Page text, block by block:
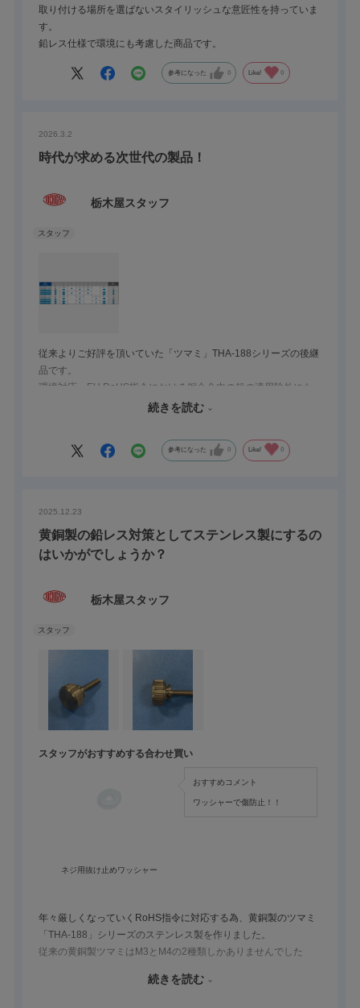
取り付ける場所を選ばないスタイリッシュな意匠性を持っていま
す。
鉛レス仕様で環境にも考慮した商品です。
参考になった 0 Like! 0
2026.3.2
時代が求める次世代の製品！
栃木屋スタッフ
従来よりご好評を頂いていた「ツマミ」THA-188シリーズの後継
品です。
環境対応・EU RoHS指令における銅合金中の鉛の適用除外にも
対応した製品になります。環境にも優しい製品になっています。
続きを読む
参考になった 0 Like! 0
2025.12.23
黄銅製の鉛レス対策としてステンレス製にするの
はいかがでしょうか？
栃木屋スタッフ
スタッフがおすすめする合わせ買い
ネジ用抜け止めワッシャー
おすすめコメント
ワッシャーで傷防止！！
年々厳しくなっていくRoHS指令に対応する為、黄銅製のツマミ
「THA-188」シリーズのステンレス製を作りました。
従来の黄銅製ツマミはM3とM4の2種類しかありませんでした
プラスやマイナス溝のない、スタイリッシュさも兼ねそろえてお
続きを読む